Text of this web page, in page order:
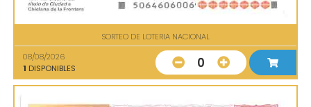
SORTEO DE LOTERIA NACIONAL
08/08/2026
1 DISPONIBLES 0